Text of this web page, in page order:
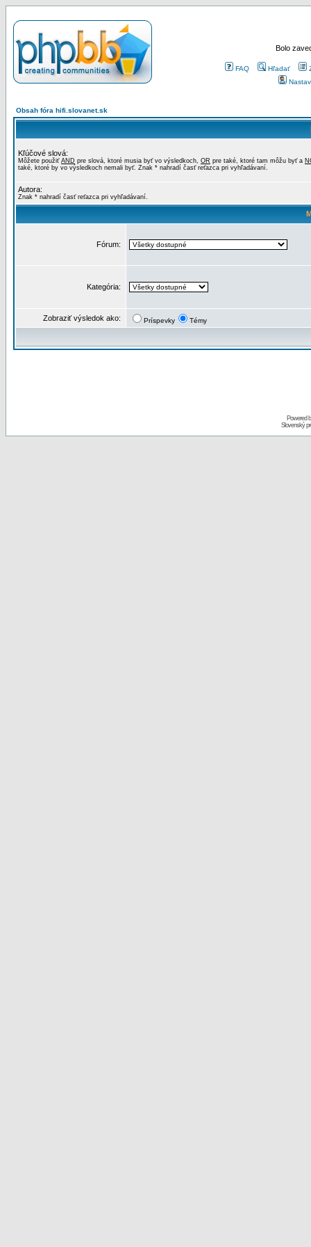
Bolo
FAQ Hľadať
Obsah fóra hifi.slovanet.sk
Kľúčové slová:
Môžete použiť AND pre slová, ktoré musia byť vo výsledkoch, OR pre také, ktoré tam môžu byť a
také, ktoré by vo výsledkoch nemali byť. Znak * nahradí časť reťazca pri vyhľadávaní.
Autora:
Znak * nahradí časť reťazca pri vyhľadávaní.
Fórum:
Kategória:
Zobraziť výsledok ako: Príspevky Témy
Powered
Slovenský